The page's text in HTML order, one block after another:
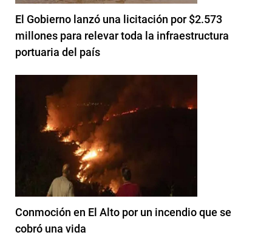
El Gobierno lanzó una licitación por $2.573
millones para relevar toda la infraestructura
portuaria del país
Conmoción en El Alto por un incendio que se
cobró una vida